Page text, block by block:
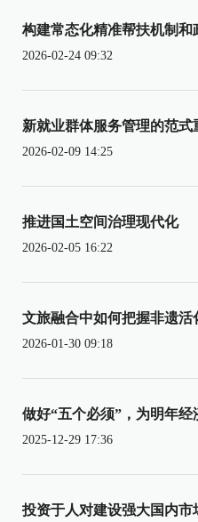
构建常态化精准帮扶机制和
2026-02-24 09:32
新就业群体服务管理的范式
2026-02-09 14:25
推进国土空间治理现代化
2026-02-05 16:22
文旅融合中如何把握非遗活
2026-01-30 09:18
做好“五个必须”，为明年经
2025-12-29 17:36
投资于人对建设强大国内市